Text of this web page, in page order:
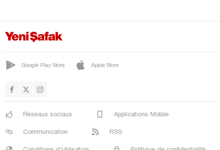
ULAŞ
YILDIZ
YILDIZELİ
Tekirdağ
Google Play Store Apple Store
Réseaux sociaux Applications Mobile
Communication RSS